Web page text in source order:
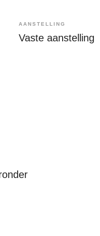
AANSTELLING
Vaste aanstelling